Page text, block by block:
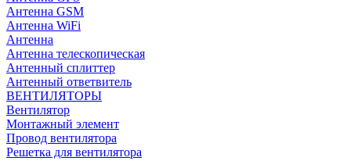
Антенна GSM
Антенна WiFi
Антенна
Антенна телескопическая
Антенный сплиттер
Антенный ответвитель
ВЕНТИЛЯТОРЫ
Вентилятор
Монтажный элемент
Провод вентилятора
Решетка для вентилятора